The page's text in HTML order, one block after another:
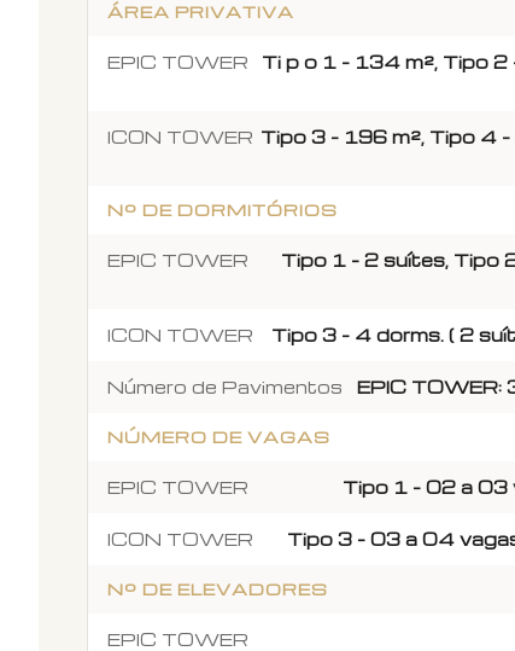
ÁREA PRIVATIVA
EPIC TOWER
Ti p o 1 - 134 m², Tipo
ICON TOWER Tipo 3 - 196 m², Tipo 4
Nº DE DORMITÓRIOS
EPIC TOWER
Tipo 1 - 2 suítes, Tipo
ICON TOWER Tipo 3 - 4 dorms. ( 2
Número de Pavimentos EPIC TOWER:
NÚMERO DE VAGAS
EPIC TOWER Tipo 1 - 02 a 03
ICON TOWER Tipo 3 - 03 a 04
Nº DE ELEVADORES
EPIC TOWER